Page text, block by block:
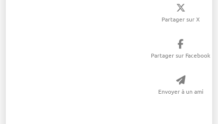
Partager sur X
Partager sur Facebook
Envoyer à un ami